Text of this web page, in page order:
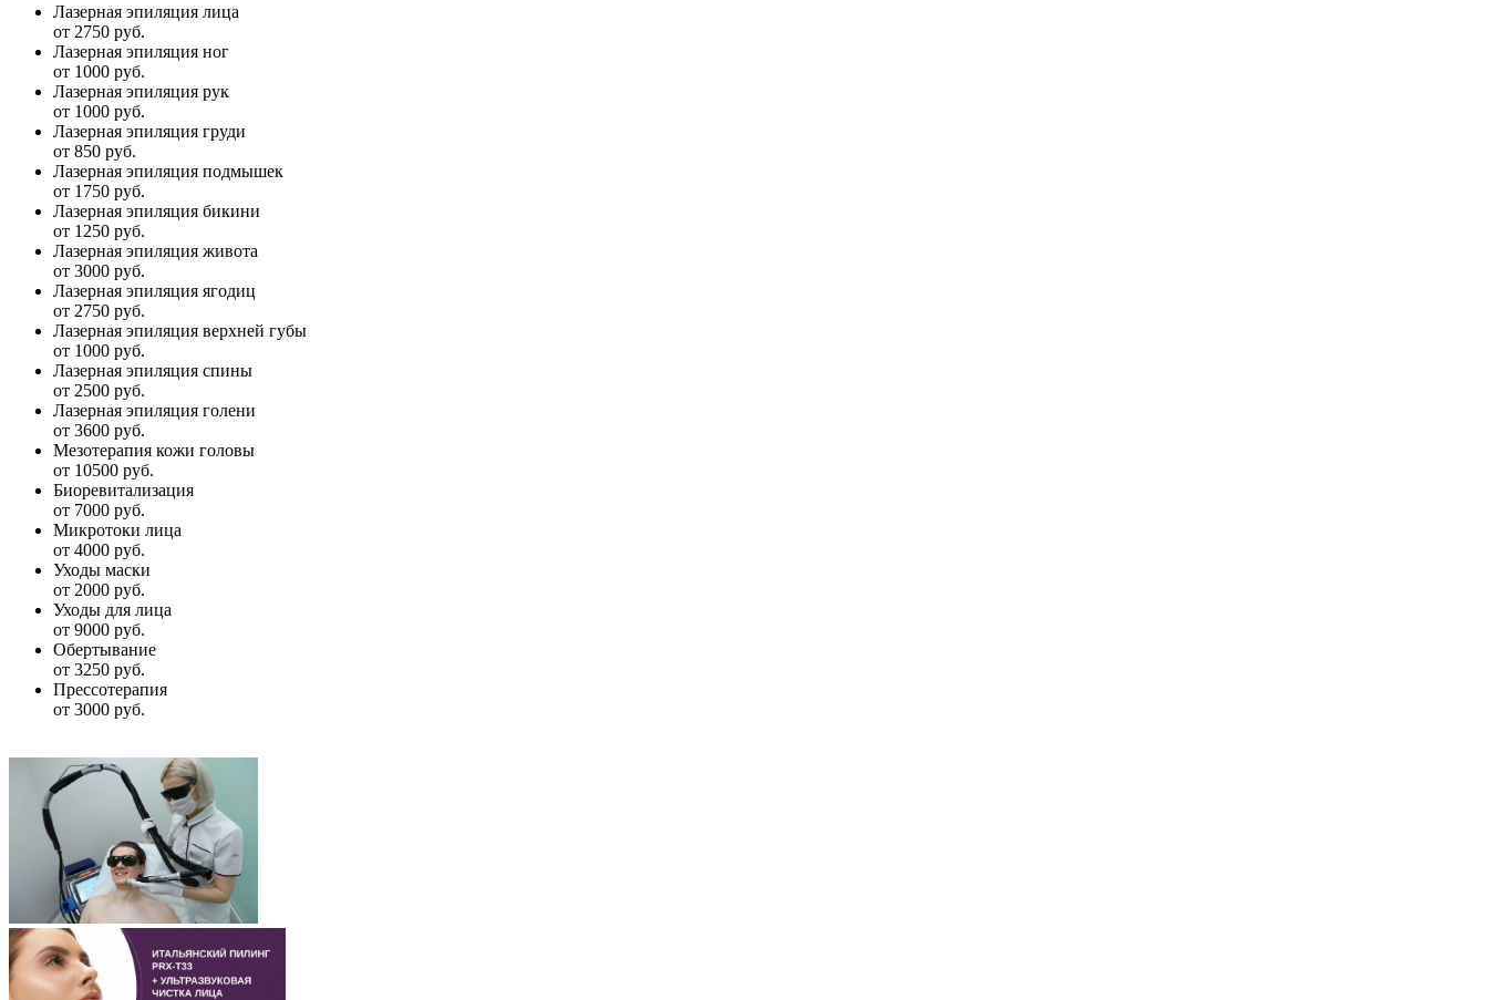
Лазерная эпиляция лица
от 2750 руб.
Лазерная эпиляция ног
от 1000 руб.
Лазерная эпиляция рук
от 1000 руб.
Лазерная эпиляция груди
от 850 руб.
Лазерная эпиляция подмышек
от 1750 руб.
Лазерная эпиляция бикини
от 1250 руб.
Лазерная эпиляция живота
от 3000 руб.
Лазерная эпиляция ягодиц
от 2750 руб.
Лазерная эпиляция верхней губы
от 1000 руб.
Лазерная эпиляция спины
от 2500 руб.
Лазерная эпиляция голени
от 3600 руб.
Мезотерапия кожи головы
от 10500 руб.
Биоревитализация
от 7000 руб.
Микротоки лица
от 4000 руб.
Уходы маски
от 2000 руб.
Уходы для лица
от 9000 руб.
Обертывание
от 3250 руб.
Прессотерапия
от 3000 руб.